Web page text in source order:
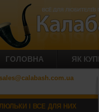
ГОЛОВНА ЯК
sales@calabash.com.ua
І ВСЕ ДЛЯ НИХ